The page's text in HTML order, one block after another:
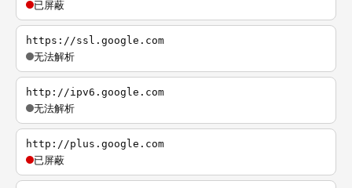
已屏蔽
https://ssl.google.com
无法解析
http://ipv6.google.com
无法解析
http://plus.google.com
已屏蔽